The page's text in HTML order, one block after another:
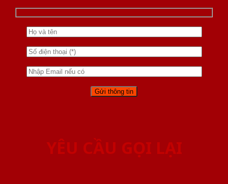
YÊU CẦU GỌI LẠI